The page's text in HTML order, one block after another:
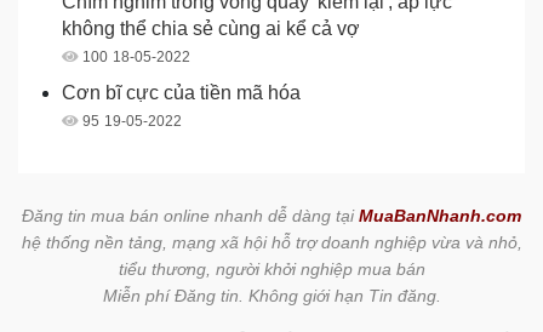
không thể chia sẻ cùng ai kể cả vợ
100 18-05-2022
Cơn bĩ cực của tiền mã hóa
95 19-05-2022
Đăng tin mua bán online nhanh dễ dàng tạiMuaBanNhanh.com
hệ thống nền tảng, mạng xã hội hỗ trợ doanh nghiệp vừa và nhỏ,
tiểu thương, người khởi nghiệp mua bán
Miễn phí Đăng tin. Không giới hạn Tin đăng.